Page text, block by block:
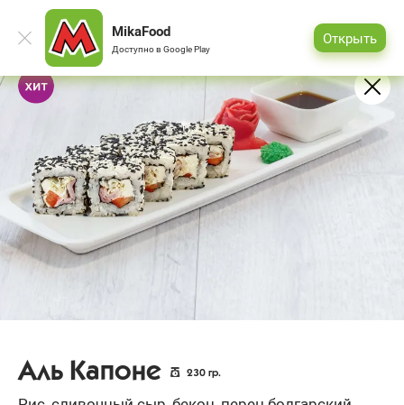
MikaFood
Доступно вGoogle Play
Открыть
Аль Капоне 230 гр.